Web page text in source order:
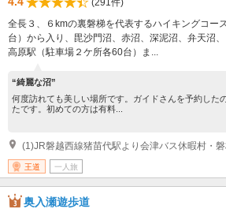
全長３、６kmの裏磐梯を代表するハイキングコー
台）から入り、毘沙門沼、赤沼、深泥沼、弁天沼
高原駅（駐車場２ケ所各60台）ま...
“綺麗な沼”
何度訪れても美しい場所です。ガイドさんを予約した
たです。初めての方は有料...
王道 一人旅
奥入瀬遊歩道